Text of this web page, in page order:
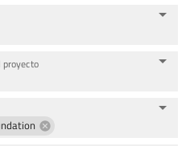
proyecto